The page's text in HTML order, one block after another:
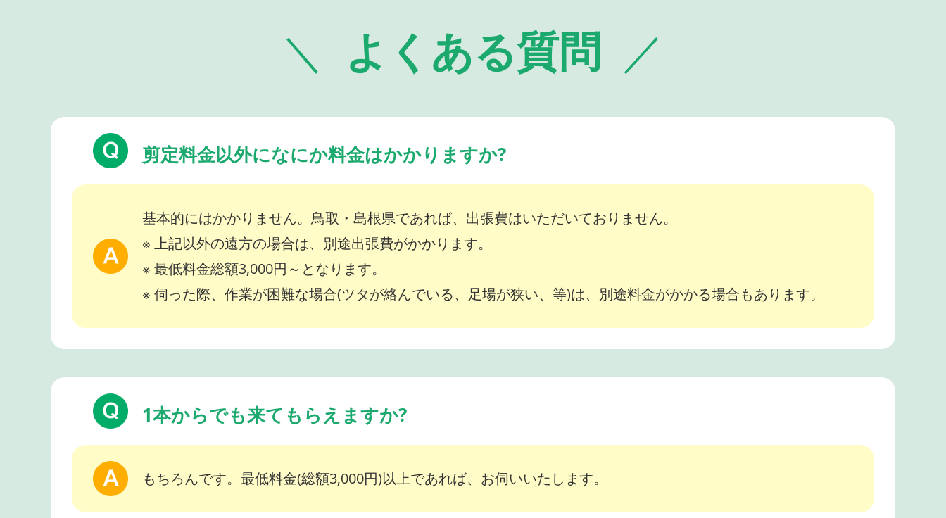
よくある質問
剪定料金以外になにか料金はかかりますか?
基本的にはかかりません。鳥取・島根県であれば、出張費はいただいておりません。
※ 上記以外の遠方の場合は、別途出張費がかかります。
※ 最低料金総額3,000円～となります。
※ 伺った際、作業が困難な場合(ツタが絡んでいる、足場が狭い、等)は、別途料金がかかる場合もあります。
1本からでも来てもらえますか?
もちろんです。最低料金(総額3,000円)以上であれば、お伺いいたします。